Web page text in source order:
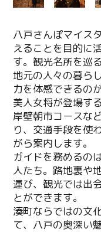
八戸さんぽマイス
えることを目的に
す。観光名所を巡
地元の人々の暮ら
力を体感できるの
美人女将が登場す
岸壁朝市コースな
り、交通手段を使
がら案内します。
ガイドを務めるの
人たち。路地裏や
運び、観光では出
とができます。
湊町ならではの文
て、八戸の奥深い